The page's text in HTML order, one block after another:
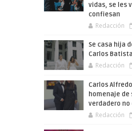
vidas, se les
confiesan
Redacción
Se casa hija
Carlos Batista
Redacción
Carlos
homenaje de
verdadero no
Redacción